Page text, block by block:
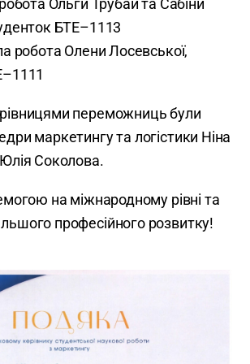
Ольги Трубай та Сабіни
БТЕ–1113
робота Олени Лосевської,
переможниць були
маркетингу та логістики Ніна
Соколова.
на міжнародному рівні та
професійного розвитку!